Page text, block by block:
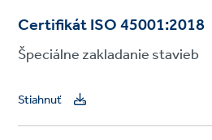
Certifikát ISO 45001:2018
Špeciálne zakladanie stavieb
Stiahnuť